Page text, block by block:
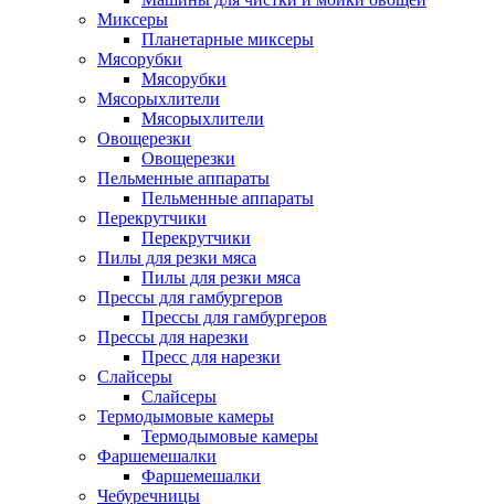
Миксеры
Планетарные миксеры
Мясорубки
Мясорубки
Мясорыхлители
Мясорыхлители
Овощерезки
Овощерезки
Пельменные аппараты
Пельменные аппараты
Перекрутчики
Перекрутчики
Пилы для резки мяса
Пилы для резки мяса
Прессы для гамбургеров
Прессы для гамбургеров
Прессы для нарезки
Пресс для нарезки
Слайсеры
Слайсеры
Термодымовые камеры
Термодымовые камеры
Фаршемешалки
Фаршемешалки
Чебуречницы